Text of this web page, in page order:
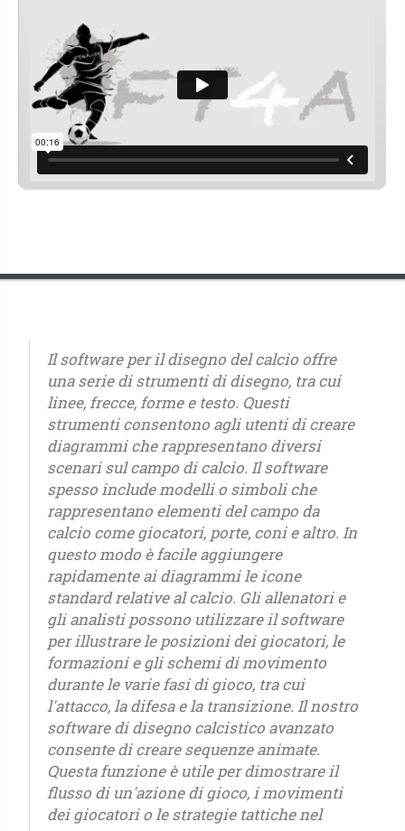
Il software per il disegno del calcio offre
una serie di strumenti di disegno, tra cui
linee, frecce, forme e testo. Questi
strumenti consentono agli utenti di creare
diagrammi che rappresentano diversi
scenari sul campo di calcio. Il software
spesso include modelli o simboli che
rappresentano elementi del campo da
calcio come giocatori, porte, coni e altro. In
questo modo è facile aggiungere
rapidamente ai diagrammi le icone
standard relative al calcio. Gli allenatori e
gli analisti possono utilizzare il software
per illustrare le posizioni dei giocatori, le
formazioni e gli schemi di movimento
durante le varie fasi di gioco, tra cui
l'attacco, la difesa e la transizione. Il nostro
software di disegno calcistico avanzato
consente di creare sequenze animate.
Questa funzione è utile per dimostrare il
flusso di un'azione di gioco, i movimenti
dei giocatori o le strategie tattiche nel